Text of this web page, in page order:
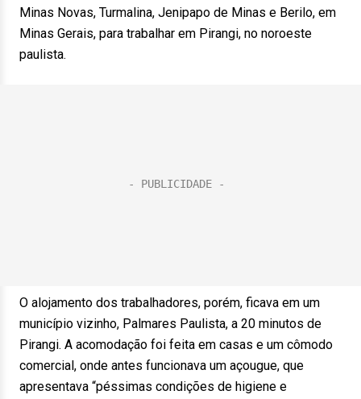
Minas Novas, Turmalina, Jenipapo de Minas e Berilo, em
Minas Gerais, para trabalhar em Pirangi, no noroeste
paulista.
O alojamento dos trabalhadores, porém, ficava em um
município vizinho, Palmares Paulista, a 20 minutos de
Pirangi. A acomodação foi feita em casas e um cômodo
comercial, onde antes funcionava um açougue, que
apresentava “péssimas condições de higiene e